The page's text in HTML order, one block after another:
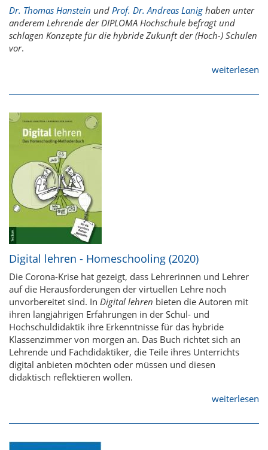
Dr. Thomas Hanstein und Prof. Dr. Andreas Lanig haben unter
anderem Lehrende der DIPLOMA Hochschule befragt und
schlagen Konzepte für die hybride Zukunft der (Hoch-) Schulen
vor.
weiterlesen
Digital lehren - Homeschooling (2020)
Die Corona-Krise hat gezeigt, dass Lehrerinnen und Lehrer
auf die Herausforderungen der virtuellen Lehre noch
unvorbereitet sind. In Digital lehren bieten die Autoren mit
ihren langjährigen Erfahrungen in der Schul- und
Hochschuldidaktik ihre Erkenntnisse für das hybride
Klassenzimmer von morgen an. Das Buch richtet sich an
Lehrende und Fachdidaktiker, die Teile ihres Unterrichts
digital anbieten möchten oder müssen und diesen
didaktisch reflektieren wollen.
weiterlesen